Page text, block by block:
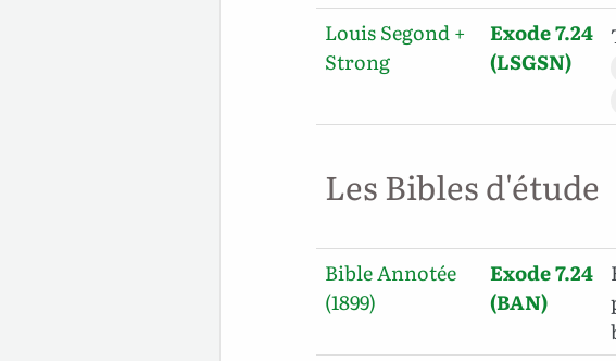
Louis Segond +
Strong
Exode 7.24
(LSGSN)
Les Bibles d'étude
Bible Annotée
(1899)
Exode 7.24
(BAN)